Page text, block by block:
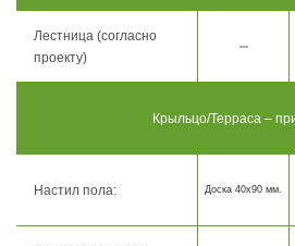
Лестница (согласно
проекту)
Крыльцо/Терраса –
Настил пола: Доска 40х90 мм.